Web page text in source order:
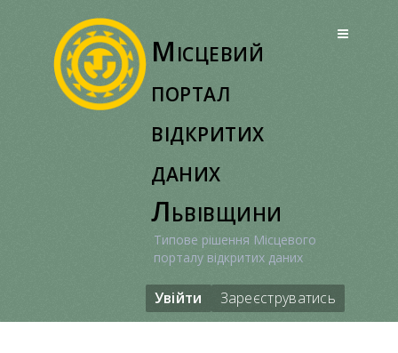
Місцевий
портал
відкритих
даних
Львівщини
Типове рішення Місцевого
порталу відкритих даних
Увійти Зареєструватись